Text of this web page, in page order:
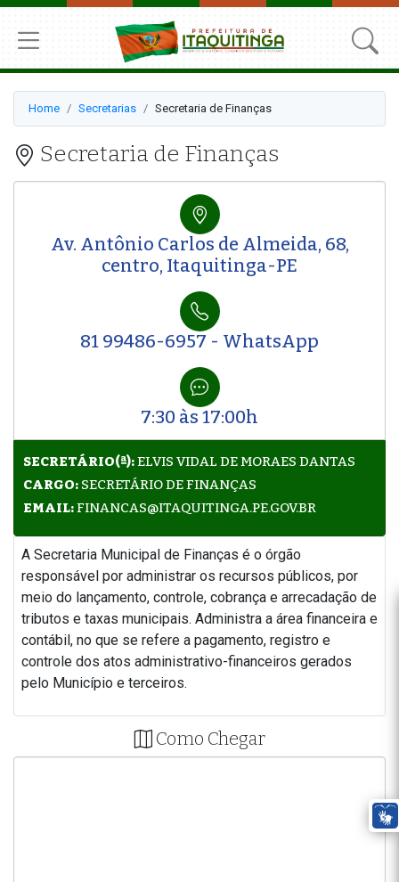
Home Secretarias Secretaria de Finanças
Secretaria de Finanças
Av. Antônio Carlos de Almeida, 68,
centro, Itaquitinga-PE
81 99486-6957 - WhatsApp
7:30 às 17:00h
SECRETÁRIO(ª):ELVIS VIDAL DE MORAES DANTAS
CARGO: SECRETÁRIO DE FINANÇAS
EMAIL:FINANCAS@ITAQUITINGA.PE.GOV.BR
A Secretaria Municipal de Finanças é o órgão
responsável por administrar os recursos públicos, por
meio do lançamento, controle, cobrança e arrecadação de
tributos e taxas municipais. Administra a área financeira e
contábil, no que se refere a pagamento, registro e
controle dos atos administrativo-financeiros gerados
pelo Município e terceiros.
Como Chegar